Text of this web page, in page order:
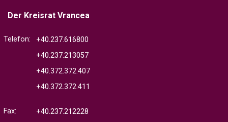
Der Kreisrat Vrancea
Telefon:
+40.237.616800
+40.237.213057
+40.372.372.407
+40.372.372.411
Fax:
+40.237.212228